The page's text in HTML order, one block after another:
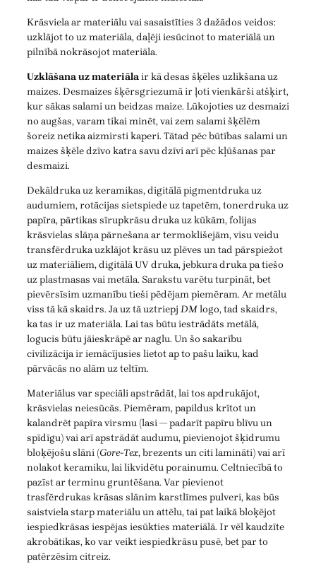
Krāsviela ar materiālu vai sasaistīties 3 dažādos veidos:
uzklājot to uz materiāla, daļēji iesūcinot to materiālā un
pilnībā nokrāsojot materiāla.
Uzklāšana uz materiālair kā desas šķēles uzlikšana uz
maizes. Desmaizes šķērsgriezumā ir ļoti vienkārši atšķirt,
kur sākas salami un beidzas maize. Lūkojoties uz desmaizi
no augšas, varam tikai minēt, vai zem salami šķēlēm
šoreiz netika aizmirsti kaperi. Tātad pēc būtības salami un
maizes šķēle dzīvo katra savu dzīvi arī pēc kļūšanas par
desmaizi.
Dekāldruka uz keramikas, digitālā pigmentdruka uz
audumiem, rotācijas sietspiede uz tapetēm, tonerdruka uz
papīra, pārtikas sīrupkrāsu druka uz kūkām, folijas
krāsvielas slāņa pārnešana ar termoklišejām, visu veidu
transfērdruka uzklājot krāsu uz plēves un tad pārspiežot
uz materiāliem, digitālā UV druka, jebkura druka pa tiešo
uz plastmasas vai metāla. Sarakstu varētu turpināt, bet
pievērsīsim uzmanību tieši pēdējam piemēram. Ar metālu
viss tā kā skaidrs. Ja uz tā uztriepj DMlogo, tad skaidrs,
ka tas ir uz materiāla. Lai tas būtu iestrādāts metālā,
logucis būtu jāieskrāpē ar naglu. Un šo sakarību
civilizācija ir iemācījusies lietot ap to pašu laiku, kad
pārvācās no alām uz teltīm.
Materiālus var speciāli apstrādāt, lai tos apdrukājot,
krāsvielas neiesūcās. Piemēram, papildus krītot un
kalandrēt papīra virsmu (lasi — padarīt papīru blīvu un
spīdīgu) vai arī apstrādāt audumu, pievienojot šķidrumu
bloķējošu slāni (Gore-Tex, brezents un citi lamināti) vai arī
nolakot keramiku, lai likvidētu porainumu. Celtniecībā to
pazīst ar terminu gruntēšana. Var pievienot
trasfērdrukas krāsas slānim karstlīmes pulveri, kas būs
saistviela starp materiālu un attēlu, tai pat laikā bloķējot
iespiedkrāsas iespējas iesūkties materiālā. Ir vēl kaudzīte
akrobātikas, ko var veikt iespiedkrāsu pusē, bet par to
patērzēsim citreiz.